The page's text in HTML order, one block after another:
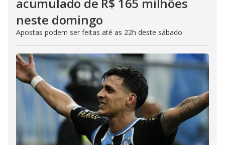
neste domingo
Apostas podem ser feitas até as 22h deste sábado